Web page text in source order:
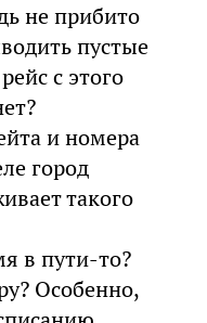
не прибито
пустые
с этого
и номера
город
такого
в пути-то?
Особенно,